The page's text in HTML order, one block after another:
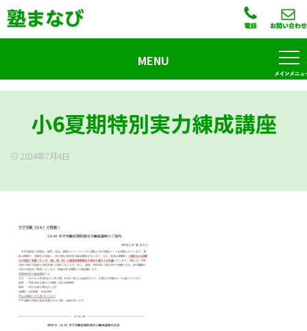
小6夏期特別実力練成講座
2024年7月4日
MENU